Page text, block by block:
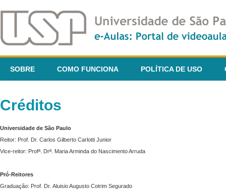
SOBRE COMO FUNCIONA POLÍTICA DE USO
Créditos
Universidade de São Paulo
Reitor: Prof. Dr. Carlos Gilberto Carlotti Junior
Vice-reitor: Profª. Drª. Maria Arminda do Nascimento Arruda
Pró-Reitores
Graduação: Prof. Dr. Aluisio Augusto Cotrim Segurado